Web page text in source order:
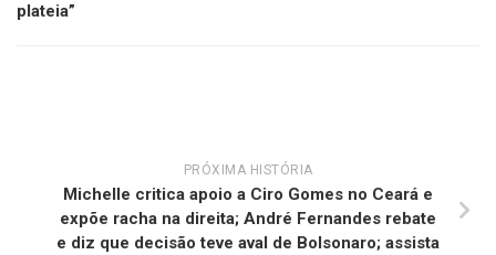
plateia”
PRÓXIMA HISTÓRIA
Michelle critica apoio a Ciro Gomes no Ceará e
expõe racha na direita; André Fernandes rebate
e diz que decisão teve aval de Bolsonaro; assista